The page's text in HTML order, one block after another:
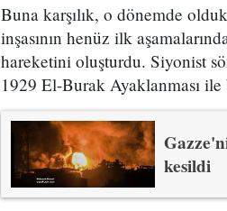
Buna karşılık, o dönemde
inşasının henüz ilk
hareketini oluşturdu. Siyonist
1929 El-Burak Ayaklanması ile
kesildi